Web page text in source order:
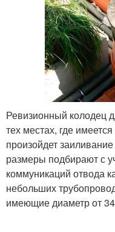
Ревизионный колодец
тех местах, где
произойдет
размеры подбирают с
коммуникаций отвода
небольших
имеющие диаметр от